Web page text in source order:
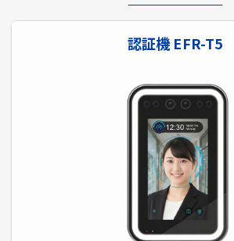
認証機 EFR-T5